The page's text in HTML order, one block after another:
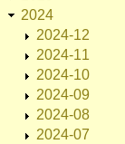
2024
2024-12
2024-11
2024-10
2024-09
2024-08
2024-07